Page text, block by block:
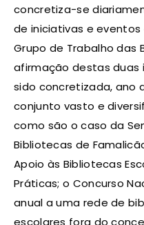
concretiza-se
de iniciativas e
Grupo de Trabalho das
afirmação destas
sido concretizada, ano
conjunto vasto e
como são o caso da
Bibliotecas de
Apoio às Bibliotecas
Práticas; o Concurso
anual a uma rede de